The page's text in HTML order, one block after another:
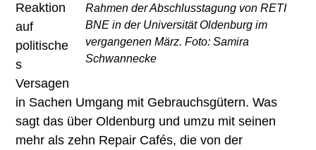
Rahmen der Abschlusstagung von RETI
BNE in der Universität Oldenburg im
vergangenen März. Foto: Samira
Schwannecke
Reaktion
auf
politische
s
Versagen
in Sachen Umgang mit Gebrauchsgütern. Was
sagt das über Oldenburg und umzu mit seinen
mehr als zehn Repair Cafés, die von der